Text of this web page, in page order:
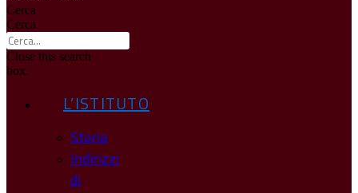
Cerca
Cerca
Close this search
box.
L’ISTITUTO
Storia
Indirizzi
di